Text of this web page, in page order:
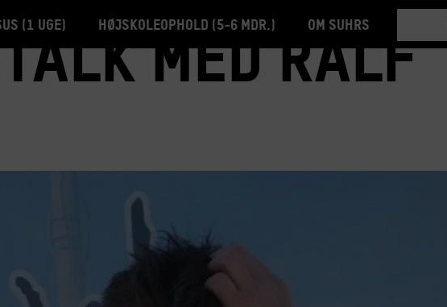
(1 uge) Højskoleophold (5-6 mdr.) Om Suhrs
med Ralf